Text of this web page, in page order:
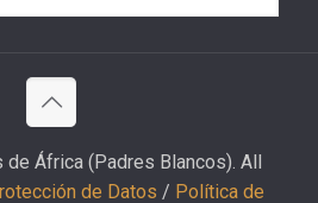
África (Padres Blancos). All
de Datos / Política de